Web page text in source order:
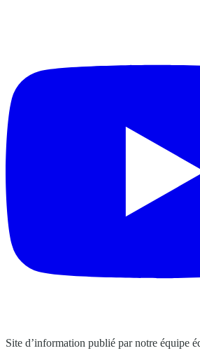
Site d’information publié par notre équipe